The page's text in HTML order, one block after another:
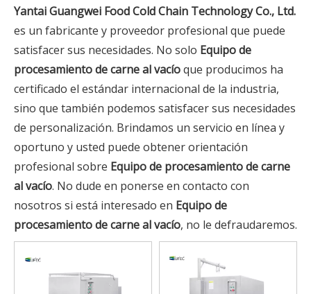
Yantai Guangwei Food Cold Chain Technology Co., Ltd.
es un fabricante y proveedor profesional que puede
satisfacer sus necesidades. No solo Equipo de
procesamiento de carne al vacíoque producimos ha
certificado el estándar internacional de la industria,
sino que también podemos satisfacer sus necesidades
de personalización. Brindamos un servicio en línea y
oportuno y usted puede obtener orientación
profesional sobre Equipo de procesamiento de carne
al vacío. No dude en ponerse en contacto con
nosotros si está interesado en Equipo de
procesamiento de carne al vacío, no le defraudaremos.